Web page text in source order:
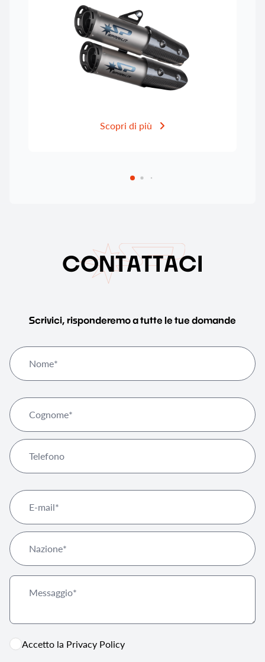
Scopri di più
CONTATTACI
Scrivici, risponderemo a tutte le tue domande
Accetto la Privacy Policy